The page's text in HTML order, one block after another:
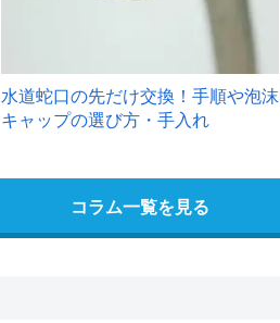
水道蛇口の先だけ交換！手順や泡沫
キャップの選び方・手入れ
コラム一覧を見る